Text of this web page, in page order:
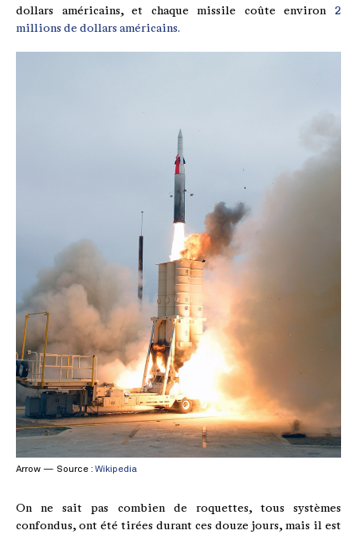
dollars américains, et chaque missile coûte environ 2
millions de dollars américains.
Arrow — Source : Wikipedia
On ne sait pas combien de roquettes, tous systèmes
confondus, ont été tirées durant ces douze jours, mais il est